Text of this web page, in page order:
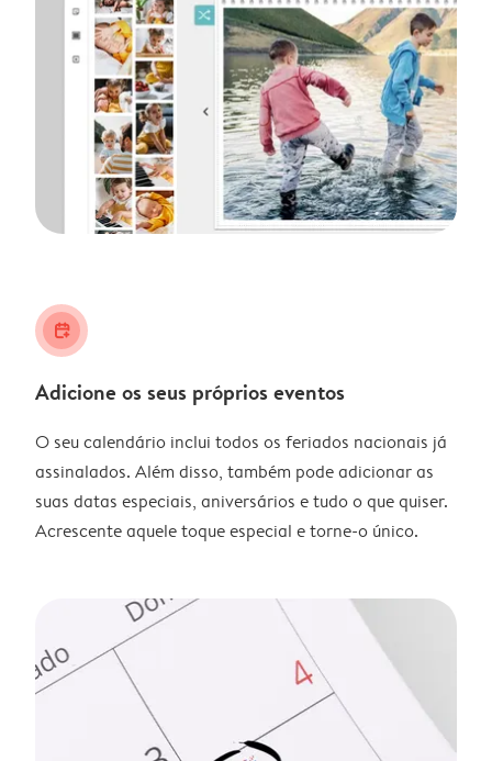
calendar_plus
Adicione os seus próprios eventos
O seu calendário inclui todos os feriados nacionais já
assinalados. Além disso, também pode adicionar as
suas datas especiais, aniversários e tudo o que quiser.
Acrescente aquele toque especial e torne-o único.